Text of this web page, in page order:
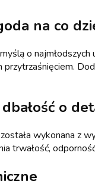
na co
o najmłodszych
przytrzaśnięciem.
o
została wykonana z
trwałość,